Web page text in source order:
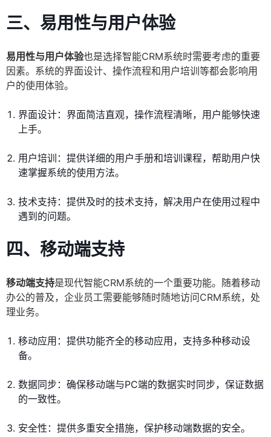
三、易用性与用户体验
易用性与用户体验也是选择智能CRM系统时需要考虑的重要
因素。系统的界面设计、操作流程和用户培训等都会影响用
户的使用体验。
界面设计：界面简洁直观，操作流程清晰，用户能够快速
上手。
用户培训：提供详细的用户手册和培训课程，帮助用户快
速掌握系统的使用方法。
技术支持：提供及时的技术支持，解决用户在使用过程中
遇到的问题。
四、移动端支持
移动端支持是现代智能CRM系统的一个重要功能。随着移动
办公的普及，企业员工需要能够随时随地访问CRM系统，处
理业务。
移动应用：提供功能齐全的移动应用，支持多种移动设
备。
数据同步：确保移动端与PC端的数据实时同步，保证数据
的一致性。
安全性：提供多重安全措施，保护移动端数据的安全。